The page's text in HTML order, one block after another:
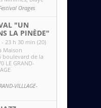
Orages
"UN
LA PINÈDE"
23 h 30 min (20)
Maison
5 boulevard de la
LE GRAND-
VILLLAGE-